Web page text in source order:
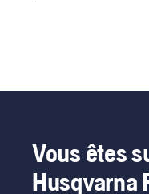
Vous êtes
Husqvarna